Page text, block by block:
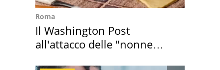
Roma
Il Washington Post
all'attacco delle "nonne